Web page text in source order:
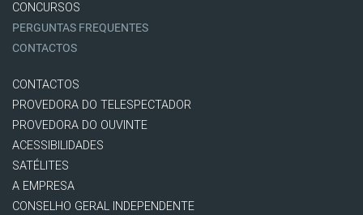
CONCURSOS
PERGUNTAS FREQUENTES
CONTACTOS
CONTACTOS
PROVEDORA DO TELESPECTADOR
PROVEDORA DO OUVINTE
ACESSIBILIDADES
SATÉLITES
A EMPRESA
CONSELHO GERAL INDEPENDENTE